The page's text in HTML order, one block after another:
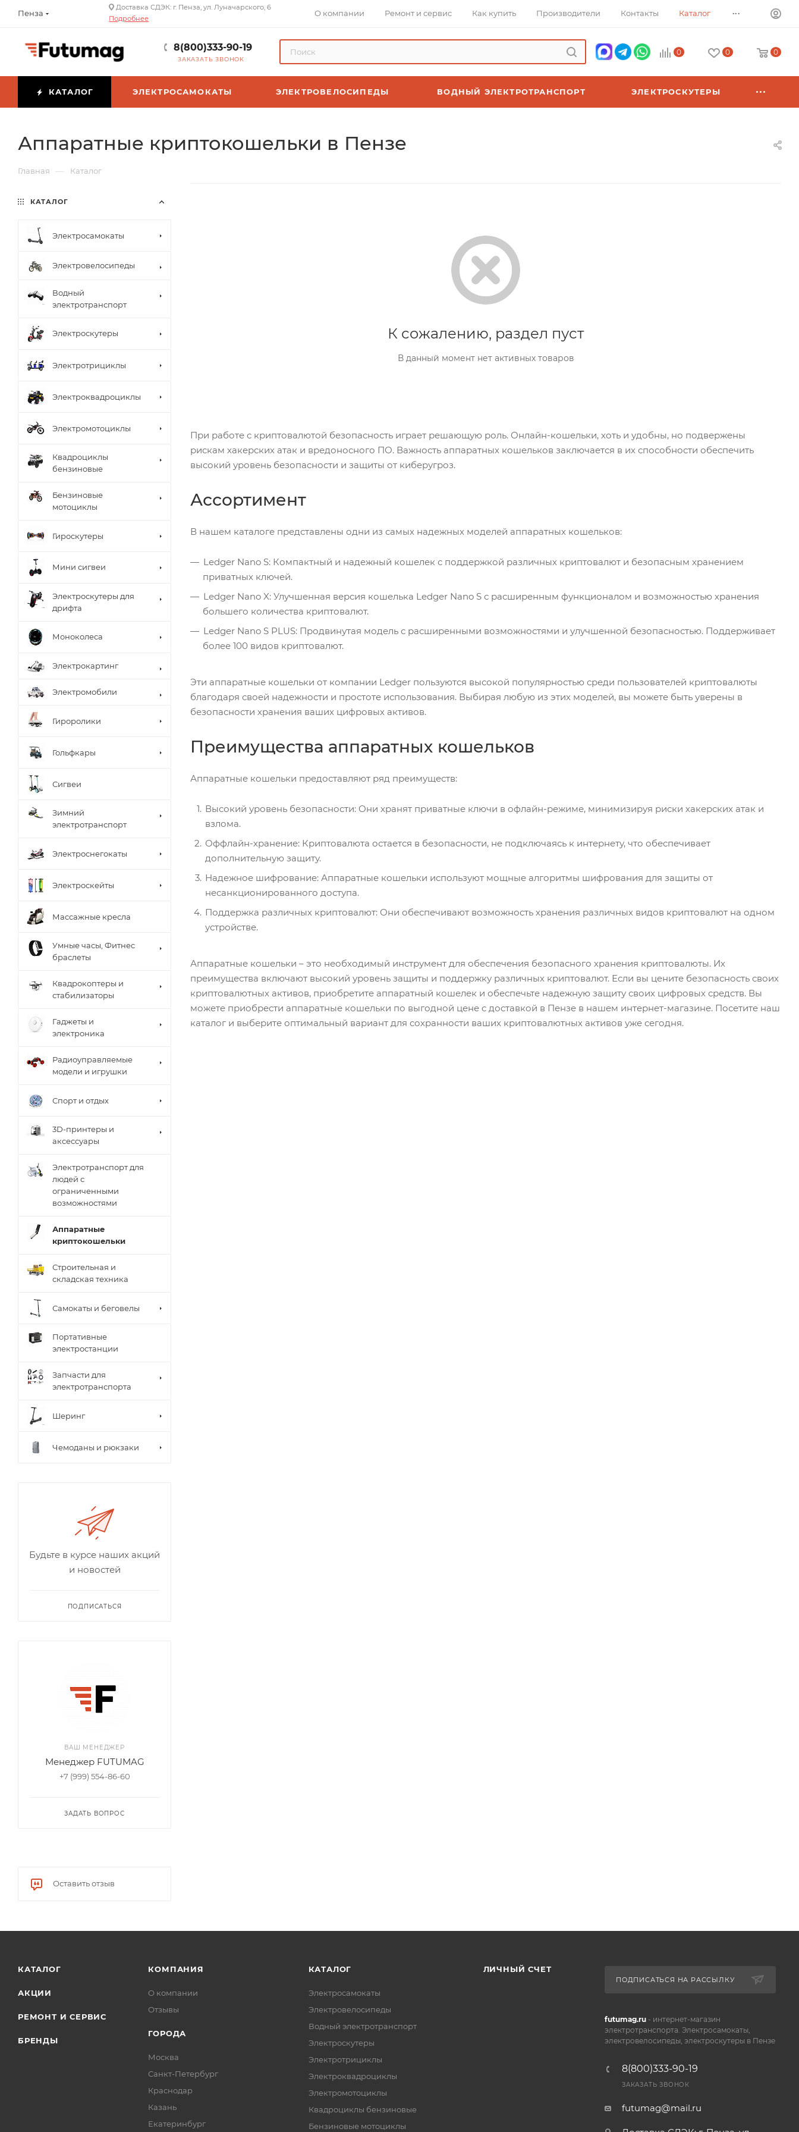
Пенза
Доставка СДЭК: г. Пенза, ул. Луначарского, 6
Подробнее
О компании Ремонт и сервис Как купить Производители Контакты Каталог ...
8(800)333-90-19
ЗАКАЗАТЬ ЗВОНОК
0 0 0
КАТАЛОГ ЭЛЕКТРОСАМОКАТЫ ЭЛЕКТРОВЕЛОСИПЕДЫ ВОДНЫЙ ЭЛЕКТРОТРАНСПОРТ ЭЛЕКТРОСКУТЕРЫ
Аппаратные криптокошельки в Пензе
Главная — Каталог
К сожалению, раздел пуст
В данный момент нет активных товаров
При работе с криптовалютой безопасность играет решающую роль. Онлайн-кошельки, хоть и удобны, но подвержены
рискам хакерских атак и вредоносного ПО. Важность аппаратных кошельков заключается в их способности обеспечить
высокий уровень безопасности и защиты от киберугроз.
Ассортимент
В нашем каталоге представлены одни из самых надежных моделей аппаратных кошельков:
Ledger Nano S: Компактный и надежный кошелек с поддержкой различных криптовалют и безопасным хранением
приватных ключей.
Ledger Nano X: Улучшенная версия кошелька Ledger Nano S с расширенным функционалом и возможностью хранения
большего количества криптовалют.
Ledger Nano S PLUS: Продвинутая модель с расширенными возможностями и улучшенной безопасностью. Поддерживает
более 100 видов криптовалют.
Эти аппаратные кошельки от компании Ledger пользуются высокой популярностью среди пользователей криптовалюты
благодаря своей надежности и простоте использования. Выбирая любую из этих моделей, вы можете быть уверены в
безопасности хранения ваших цифровых активов.
Преимущества аппаратных кошельков
Аппаратные кошельки предоставляют ряд преимуществ:
Высокий уровень безопасности: Они хранят приватные ключи в офлайн-режиме, минимизируя риски хакерских атак и
взлома.
Оффлайн-хранение: Криптовалюта остается в безопасности, не подключаясь к интернету, что обеспечивает
дополнительную защиту.
Надежное шифрование: Аппаратные кошельки используют мощные алгоритмы шифрования для защиты от
несанкционированного доступа.
Поддержка различных криптовалют: Они обеспечивают возможность хранения различных видов криптовалют на одном
устройстве.
Аппаратные кошельки – это необходимый инструмент для обеспечения безопасного хранения криптовалюты. Их
преимущества включают высокий уровень защиты и поддержку различных криптовалют. Если вы цените безопасность своих
криптовалютных активов, приобретите аппаратный кошелек и обеспечьте надежную защиту своих цифровых средств. Вы
можете приобрести аппаратные кошельки по выгодной цене с доставкой в Пензе в нашем интернет-магазине. Посетите наш
каталог и выберите оптимальный вариант для сохранности ваших криптовалютных активов уже сегодня.
КАТАЛОГ
Электросамокаты
Электровелосипеды
Водный
электротранспорт
Электроскутеры
Электротрициклы
Электроквадроциклы
Электромотоциклы
Квадроциклы
бензиновые
Бензиновые
мотоциклы
Гироскутеры
Мини сигвеи
Электроскутеры для
дрифта
Моноколеса
Электрокартинг
Электромобили
Гироролики
Гольфкары
Сигвеи
Зимний
электротранспорт
Электроснегокаты
Электроскейты
Массажные кресла
Умные часы, Фитнес
браслеты
Квадрокоптеры и
стабилизаторы
Гаджеты и
электроника
Радиоуправляемые
модели и игрушки
Спорт и отдых
3D-принтеры и
аксессуары
Электротранспорт для
людей с
ограниченными
возможностями
Аппаратные
криптокошельки
Строительная и
складская техника
Самокаты и беговелы
Портативные
электростанции
Запчасти для
электротранспорта
Шеринг
Чемоданы и рюкзаки
Будьте в курсе наших акций
и новостей
ПОДПИСАТЬСЯ
Оставить отзыв
ВАШ МЕНЕДЖЕР
Менеджер FUTUMAG
+7 (999) 554-86-60
ЗАДАТЬ ВОПРОС
КАТАЛОГ
АКЦИИ
РЕМОНТ И СЕРВИС
БРЕНДЫ
КОМПАНИЯ
О компании
Отзывы
ГОРОДА
Москва
Санкт-Петербург
Краснодар
Казань
Екатеринбург
КАТАЛОГ
Электросамокаты
Электровелосипеды
Водный электротранспорт
Электроскутеры
Электротрициклы
Электроквадроциклы
Электромотоциклы
Квадроциклы бензиновые
Бензиновые мотоциклы
ЛИЧНЫЙ СЧЕТ
ПОДПИСАТЬСЯ НА РАССЫЛКУ
futumag.ru- интернет-магазин
электротранспорта. Электросамокаты,
электровелосипеды, электроскутеры в Пензе
8(800)333-90-19
ЗАКАЗАТЬ ЗВОНОК
futumag@mail.ru